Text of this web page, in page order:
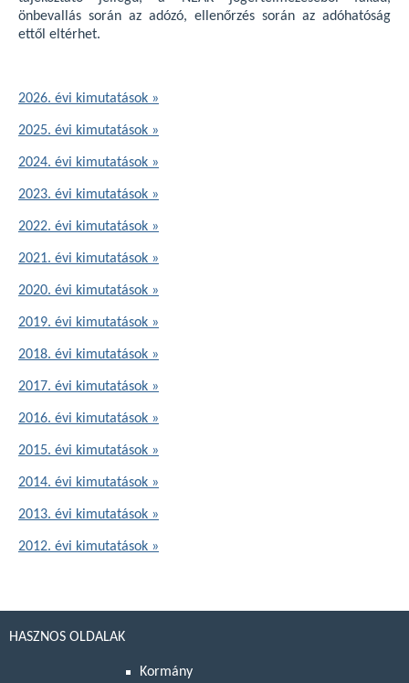
önbevallás során az adózó, ellenőrzés során az adóhatóság
ettől eltérhet.
2026. évi kimutatások »
2025. évi kimutatások »
2024. évi kimutatások »
2023. évi kimutatások »
2022. évi kimutatások »
2021. évi kimutatások »
2020. évi kimutatások »
2019. évi kimutatások »
2018. évi kimutatások »
2017. évi kimutatások »
2016. évi kimutatások »
2015. évi kimutatások »
2014. évi kimutatások »
2013. évi kimutatások »
2012. évi kimutatások »
HASZNOS OLDALAK
Kormány